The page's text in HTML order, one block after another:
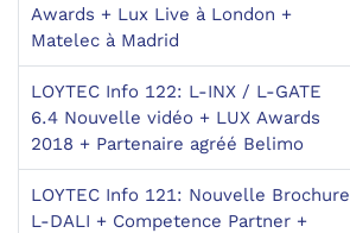
Awards + Lux Live à London +
Matelec à Madrid
LOYTEC Info 122: L-INX / L-GATE
6.4 Nouvelle vidéo + LUX Awards
2018 + Partenaire agréé Belimo
LOYTEC Info 121: Nouvelle Brochure
L-DALI + Competence Partner +